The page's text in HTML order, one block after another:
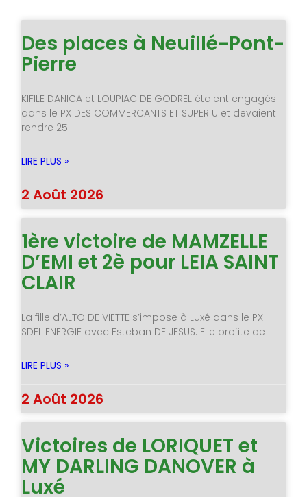
Des places à Neuillé-Pont-
Pierre
KIFILE DANICA et LOUPIAC DE GODREL étaient engagés
dans le PX DES COMMERCANTS ET SUPER U et devaient
rendre 25
LIRE PLUS »
2 Août 2026
1ère victoire de MAMZELLE
D’EMI et 2è pour LEIA SAINT
CLAIR
La fille d’ALTO DE VIETTE s’impose à Luxé dans le PX
SDEL ENERGIE avec Esteban DE JESUS. Elle profite de
LIRE PLUS »
2 Août 2026
Victoires de LORIQUET et
MY DARLING DANOVER à
Luxé